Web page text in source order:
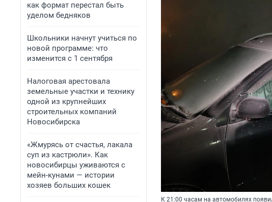
как формат перестал быть
уделом бедняков
Школьники начнут учиться по
новой программе: что
изменится с 1 сентября
Налоговая арестовала
земельные участки и технику
одной из крупнейших
строительных компаний
Новосибирска
«Жмурясь от счастья, лакала
суп из кастрюли». Как
новосибирцы уживаются с
мейн-кунами — истории
хозяев больших кошек
К 21:00 часам на автомобилях